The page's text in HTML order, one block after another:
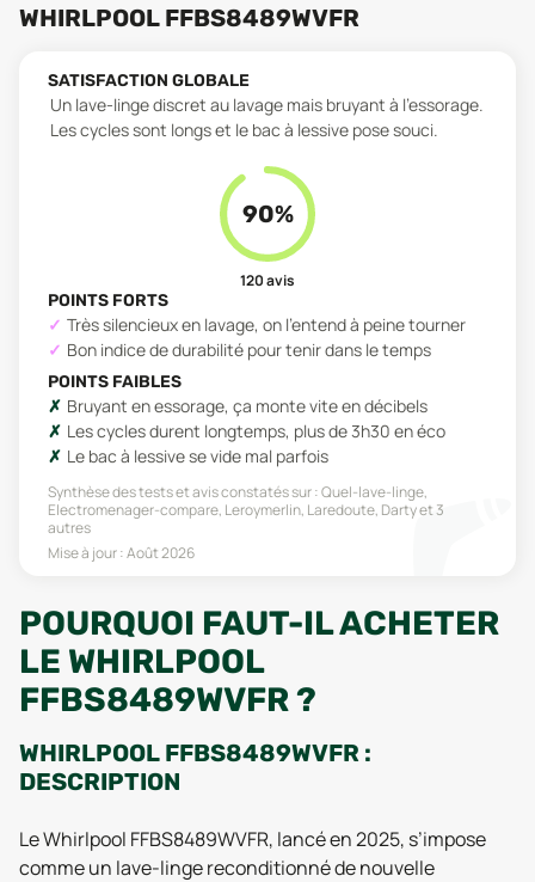
WHIRLPOOL FFBS8489WVFR
SATISFACTION GLOBALE
Un lave-linge discret au lavage mais bruyant à l'essorage.
Les cycles sont longs et le bac à lessive pose souci.
90%
120avis
POINTS FORTS
Très silencieux en lavage, on l'entend à peine tourner
Bon indice de durabilité pour tenir dans le temps
POINTS FAIBLES
Bruyant en essorage, ça monte vite en décibels
Les cycles durent longtemps, plus de 3h30 en éco
Le bac à lessive se vide mal parfois
Synthèse des tests et avis constatés sur :Quel-lave-linge,
Electromenager-compare, Leroymerlin, Laredoute, Dartyet 3
autres
Mise à jour :Août 2026
POURQUOI FAUT-IL ACHETER
LE WHIRLPOOL
FFBS8489WVFR ?
WHIRLPOOL FFBS8489WVFR :
DESCRIPTION
Le Whirlpool FFBS8489WVFR, lancé en 2025, s’impose
comme un lave-linge reconditionné de nouvelle